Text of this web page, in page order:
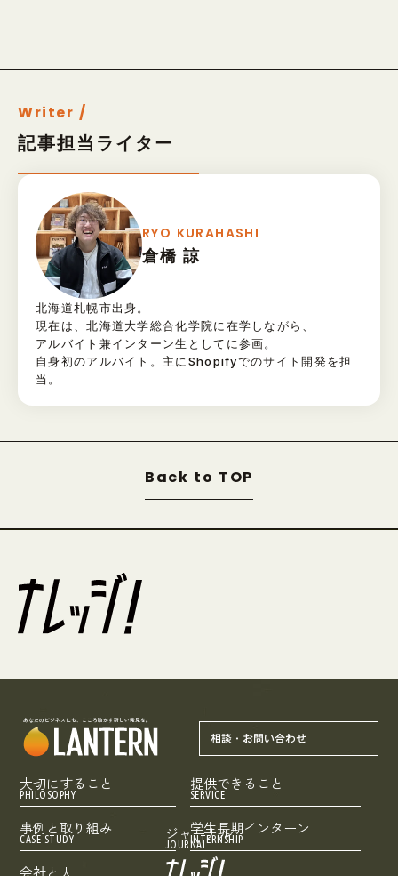
Writer /
記事担当ライター
RYO KURAHASHI
倉橋 諒
北海道札幌市出身。
現在は、北海道大学総合化学院に在学しながら、
アルバイト兼インターン生としてに参画。
自身初のアルバイト。主にShopifyでのサイト開発を担
当。
Back to TOP
あなたのビジネスにも、こころ動かす新しい発見を。
相談・お問い合わせ
PHILOSOPHY
大切にすること
SERVICE
提供できること
CASE STUDY
事例と取り組み
会社と人
INTERNSHIP
学生長期インターン
JOURNAL
ジャーナル